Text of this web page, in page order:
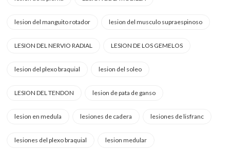
lesion del manguito rotador lesion del musculo supraespinoso
LESION DEL NERVIO RADIAL LESION DE LOS GEMELOS
lesion del plexo braquial lesion del soleo
LESION DEL TENDON lesion de pata de ganso
lesion en medula lesiones de cadera lesiones de lisfranc
lesiones del plexo braquial lesion medular